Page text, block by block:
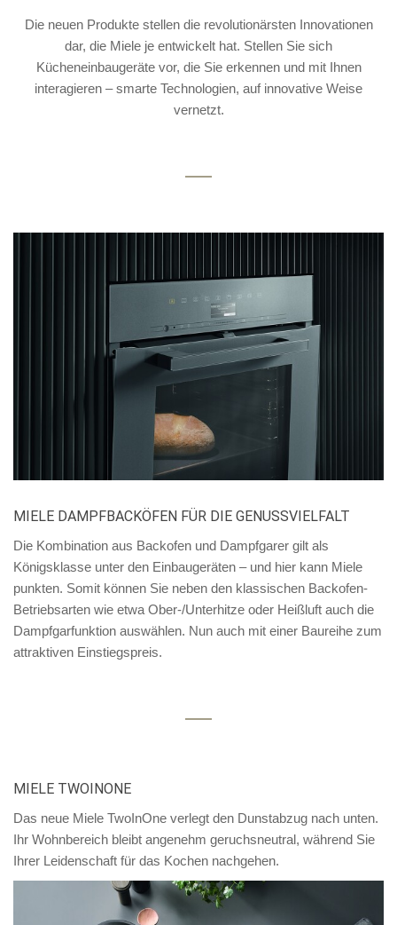
Die neuen Produkte stellen die revolutionärsten Innovationen
dar, die Miele je entwickelt hat. Stellen Sie sich
Kücheneinbaugeräte vor, die Sie erkennen und mit Ihnen
interagieren – smarte Technologien, auf innovative Weise
vernetzt.
MIELE DAMPFBACKÖFEN FÜR DIE GENUSSVIELFALT
Die Kombination aus Backofen und Dampfgarer gilt als
Königsklasse unter den Einbaugeräten – und hier kann Miele
punkten. Somit können Sie neben den klassischen Backofen-
Betriebsarten wie etwa Ober-/Unterhitze oder Heißluft auch die
Dampfgarfunktion auswählen. Nun auch mit einer Baureihe zum
attraktiven Einstiegspreis.
MIELE TWOINONE
Das neue Miele TwoInOne verlegt den Dunstabzug nach unten.
Ihr Wohnbereich bleibt angenehm geruchsneutral, während Sie
Ihrer Leidenschaft für das Kochen nachgehen.